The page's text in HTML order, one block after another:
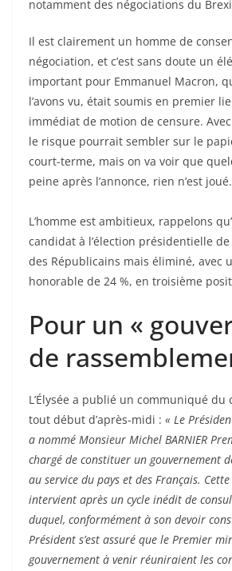
notamment des négociations du
Il est clairement un homme de consensus et de
négociation, et c’est sans doute un
important pour Emmanuel Macron,
l’avons vu, était soumis en premier
immédiat de motion de censure.
le risque pourrait sembler sur le
court-terme, mais on va voir que
peine après l’annonce, rien n’est joué.
L’homme est ambitieux, rappelons
candidat à l’élection présidentielle
des Républicains mais éliminé, avec
honorable de 24 %, en troisième
Pour un «
de
L’Élysée a publié un communiqué du
tout début d’après-midi : « Le
a nommé Monsieur Michel BARNIER
chargé de constituer un gouvernement
au service du pays et des Français.
intervient après un cycle inédit de
duquel, conformément à son devoir
Président s’est assuré que le Premier
gouvernement à venir réuniraient les